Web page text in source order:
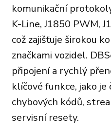
komunikační
K-Line, J1850 PWM,
což zajišťuje širokou
značkami vozidel.
připojení a rychlý
klíčové funkce, jako je
chybových kódů,
servisní resety.